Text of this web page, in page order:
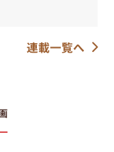
連載一覧へ